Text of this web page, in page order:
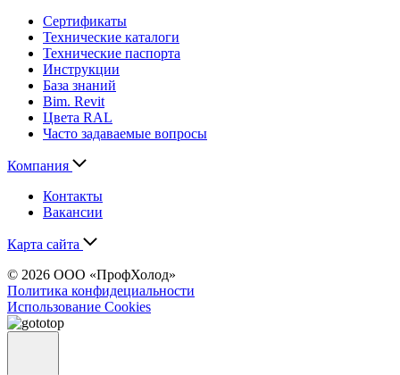
Сертификаты
Технические каталоги
Технические паспорта
Инструкции
База знаний
Bim. Revit
Цвета RAL
Часто задаваемые вопросы
Компания
Контакты
Вакансии
Карта сайта
© 2026 ООО «ПрофХолод»
Политика конфидециальности
Использование Cookies